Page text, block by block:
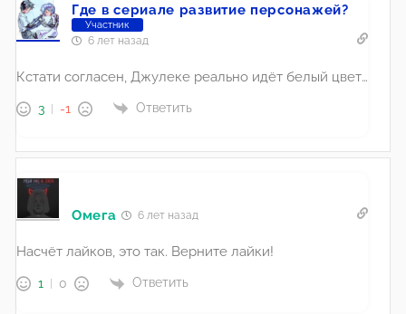
Где в сериале развитие персонажей?
Участник
6 лет назад
Кстати согласен, Джулеке реально идёт белый цвет…
3 -1 Ответить
Омега 6 лет назад
Насчёт лайков, это так. Верните лайки!
1 0 Ответить